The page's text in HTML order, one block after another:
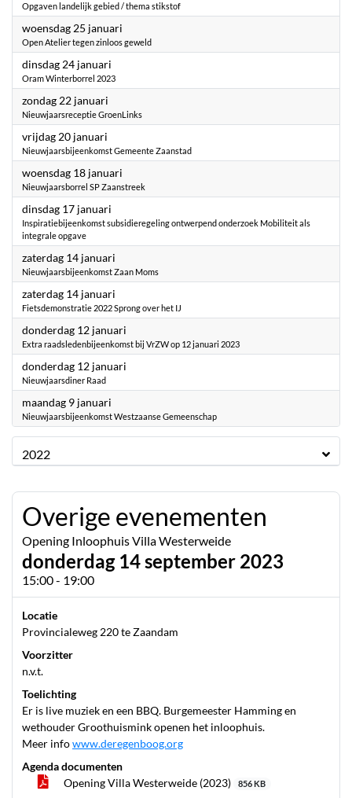
Opgaven landelijk gebied / thema stikstof
woensdag 25 januari
Open Atelier tegen zinloos geweld
dinsdag 24 januari
Oram Winterborrel 2023
zondag 22 januari
Nieuwjaarsreceptie GroenLinks
vrijdag 20 januari
Nieuwjaarsbijeenkomst Gemeente Zaanstad
woensdag 18 januari
Nieuwjaarsborrel SP Zaanstreek
dinsdag 17 januari
Inspiratiebijeenkomst subsidieregeling ontwerpend onderzoek Mobiliteit als
integrale opgave
zaterdag 14 januari
Nieuwjaarsbijeenkomst Zaan Moms
zaterdag 14 januari
Fietsdemonstratie 2022 Sprong over het IJ
donderdag 12 januari
Extra raadsledenbijeenkomst bij VrZW op 12 januari 2023
donderdag 12 januari
Nieuwjaarsdiner Raad
maandag 9 januari
Nieuwjaarsbijeenkomst Westzaanse Gemeenschap
2022
Overige evenementen
Opening Inloophuis Villa Westerweide
donderdag 14 september 2023
15:00 - 19:00
Locatie
Provincialeweg 220 te Zaandam
Voorzitter
n.v.t.
Toelichting
Er is live muziek en een BBQ. Burgemeester Hamming en
wethouder Groothuismink openen het inloophuis.
Meer infowww.deregenboog.org
Agenda documenten
Opening Villa Westerweide (2023)
856 KB